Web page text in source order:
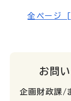
全ページ
お問
企画財政課/